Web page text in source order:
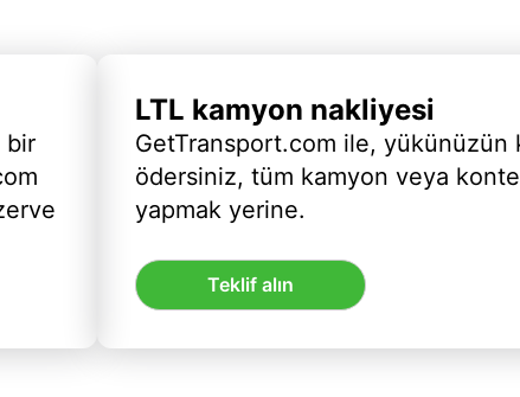
bir
LTL kamyon nakliyesi
GetTransport.com ile, yükünüzün
ödersiniz, tüm kamyon veya
yapmak yerine.
Teklif alın